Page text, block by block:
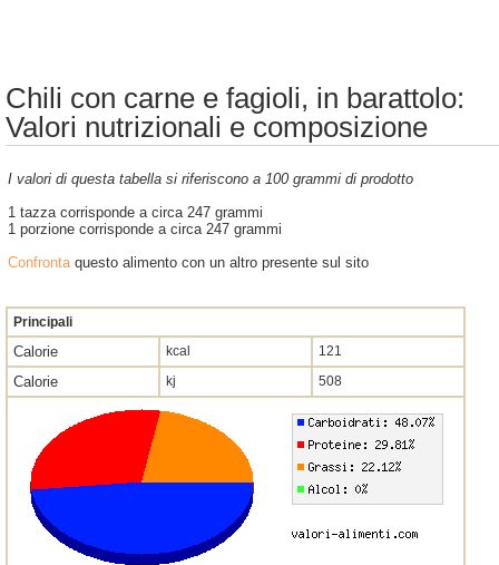
Chili con carne e fagioli, in barattolo:
Valori nutrizionali e composizione
I valori di questa tabella si riferiscono a 100 grammi di prodotto
1 tazza corrisponde a circa 247 grammi
1 porzione corrisponde a circa 247 grammi
Confrontaquesto alimento con un altro presente sul sito
Principali
Calorie kcal 121
Calorie kj 508